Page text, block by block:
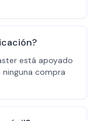
está apoyado
compra